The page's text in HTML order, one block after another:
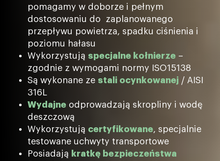
pomagamy w doborze i pełnym
dostosowaniu do zaplanowanego
przepływu powietrza, spadku ciśnienia i
poziomu hałasu
Wykorzystują specjalne kołnierze –
zgodnie z wymogami normy ISO15138
Są wykonane ze stali ocynkowanej / AISI
316L
Wydajne odprowadzają skropliny i wodę
deszczową
Wykorzystują certyfikowane, specjalnie
testowane uchwyty transportowe
Posiadają kratkę bezpieczeństwa